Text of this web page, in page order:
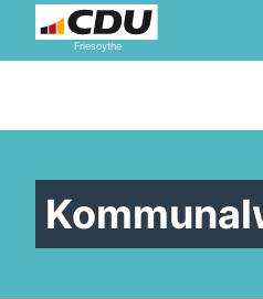
Friesoythe